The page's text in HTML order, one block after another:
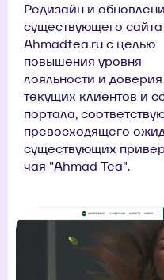
Редизайн и
существующего сайта
Ahmadtea.ru с целью
повышения уровня
лояльности и доверия
текущих клиентов и
портала,
превосходящего
существующих
чая "Ahmad Tea".